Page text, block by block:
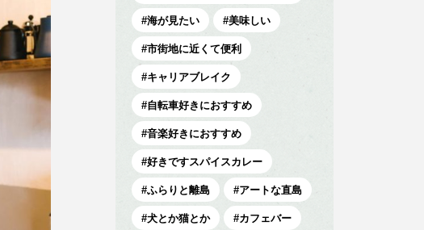
海が見たい 美味しい
市街地に近くて便利
キャリアブレイク
自転車好きにおすすめ
音楽好きにおすすめ
好きですスパイスカレー
ふらりと離島 アートな直島
犬とか猫とか カフェバー